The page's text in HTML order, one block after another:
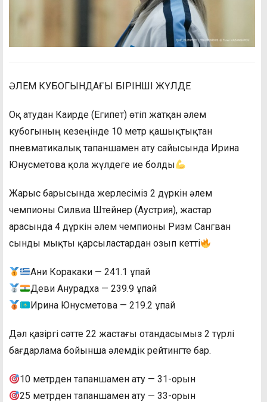
ӘЛЕМ КУБОГЫНДАҒЫ БІРІНШІ ЖҮЛДЕ
Оқ атудан Каирде (Египет) өтіп жатқан әлем
кубогының кезеңінде 10 метр қашықтықтан
пневматикалық тапаншамен ату сайысында Ирина
Юнусметова қола жүлдеге ие болды
Жарыс барысында жерлесіміз 2 дүркін әлем
чемпионы Силвиа Штейнер (Аустрия), жастар
арасында 4 дүркін әлем чемпионы Ризм Сангван
сынды мықты қарсыластардан озып кетті
Ани Коракаки — 241.1 ұпай
Деви Анурадха — 239.9 ұпай
Ирина Юнусметова — 219.2 ұпай
Дәл қазіргі сәтте 22 жастағы отандасымыз 2 түрлі
бағдарлама бойынша әлемдік рейтингте бар.
10 метрден тапаншамен ату — 31-орын
25 метрден тапаншамен ату — 33-орын